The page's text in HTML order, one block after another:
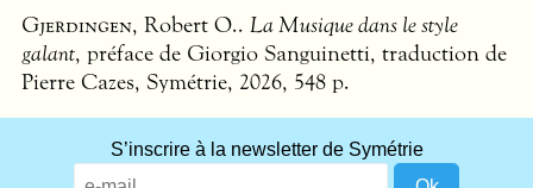
Gjerdingen, Robert O.. La Musique dans le style
galant, préface de Giorgio Sanguinetti, traduction de
Pierre Cazes, Symétrie, 2026, 548 p.
S’inscrire à la newsletter de Symétrie